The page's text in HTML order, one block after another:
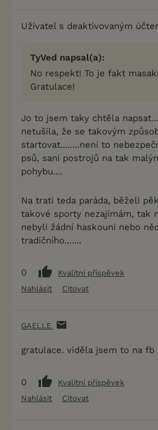
Uživatel s deaktivovaným
TyVed napsal(a):
No respekt! To je fakt
Gratulace!
Jo to jsem taky chtěla
netušila, že se takovým
startovat........není to
psů, saní postrojů na tak
pohybu....
Na trati teda paráda, běželi
takové sporty nezajímám, tak
nebyli žádní haskouni nebo
tradičního.......
0
Kvalitní příspěvek
Nahlásit
Citovat
GAELLE
gratulace. viděla jsem to na fb
0
Kvalitní příspěvek
Nahlásit
Citovat